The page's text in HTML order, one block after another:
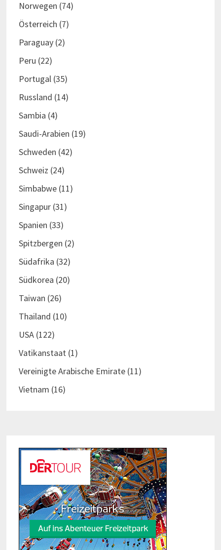
Norwegen (74)
Österreich (7)
Paraguay(2)
Peru (22)
Portugal(35)
Russland (14)
Sambia (4)
Saudi-Arabien (19)
Schweden (42)
Schweiz (24)
Simbabwe(11)
Singapur(31)
Spanien (33)
Spitzbergen (2)
Südafrika (32)
Südkorea (20)
Taiwan (26)
Thailand (10)
USA(122)
Vatikanstaat(1)
Vereinigte Arabische Emirate(11)
Vietnam (16)